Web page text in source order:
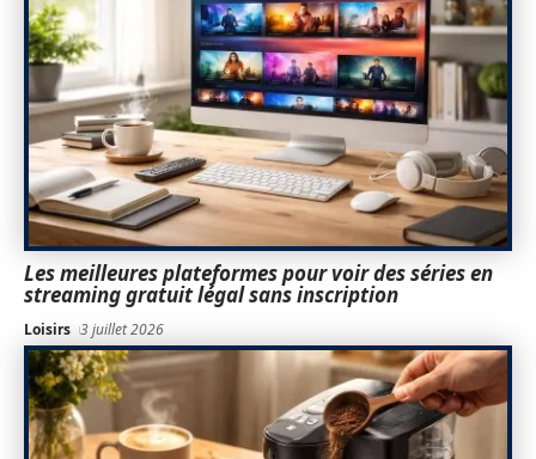
Les meilleures plateformes pour voir des séries en
streaming gratuit légal sans inscription
Loisirs 3 juillet 2026